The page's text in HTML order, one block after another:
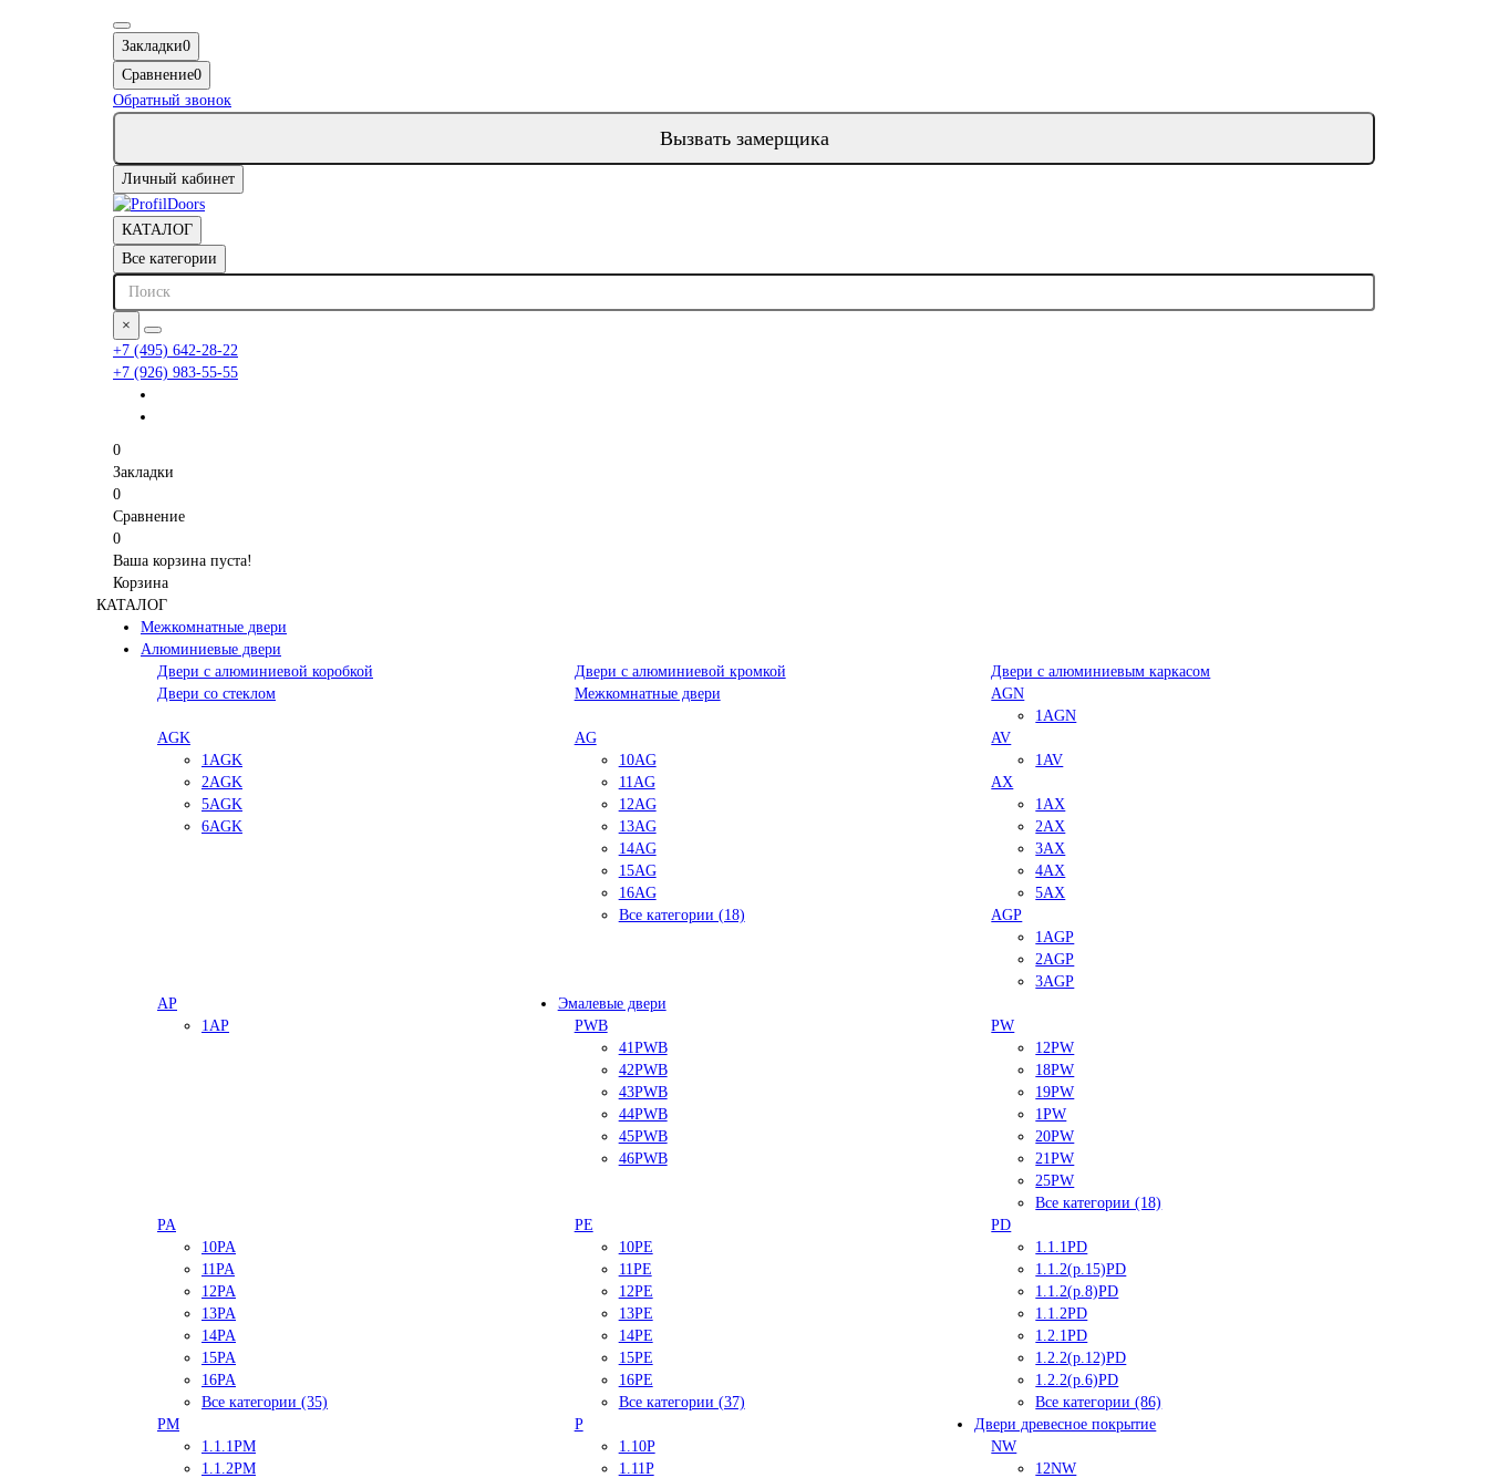
Закладки0
Сравнение0
Обратный звонок
Вызвать замерщика
Личный кабинет
КАТАЛОГ
Все категории
×
+7 (495) 642-28-22
+7 (926) 983-55-55
0
Закладки
0
Сравнение
0
Ваша корзина пуста!
Корзина
КАТАЛОГ
Межкомнатные двери
Алюминиевые двери
Двери с алюминиевой коробкой
Двери с алюминиевой кромкой
Двери с алюминиевым каркасом
Двери со стеклом
Межкомнатные двери
AGN
1AGN
AGK
1AGK
2AGK
5AGK
6AGK
AG
10AG
11AG
12AG
13AG
14AG
15AG
16AG
Все категории (18)
AV
1AV
AX
1AX
2AX
3AX
4AX
5AX
AGP
1AGP
2AGP
3AGP
AP
1AP
Эмалевые двери
PWB
41PWB
42PWB
43PWB
44PWB
45PWB
46PWB
PW
12PW
18PW
19PW
1PW
20PW
21PW
25PW
Все категории (18)
PA
10PA
11PA
12PA
13PA
14PA
15PA
16PA
Все категории (35)
PE
10PE
11PE
12PE
13PE
14PE
15PE
16PE
Все категории (37)
PD
1.1.1PD
1.1.2(р.15)PD
1.1.2(р.8)PD
1.1.2PD
1.2.1PD
1.2.2(р.12)PD
1.2.2(р.6)PD
Все категории (86)
PM
1.1.1PM
1.1.2PM
P
1.10P
1.11P
Двери древесное покрытие
NW
12NW